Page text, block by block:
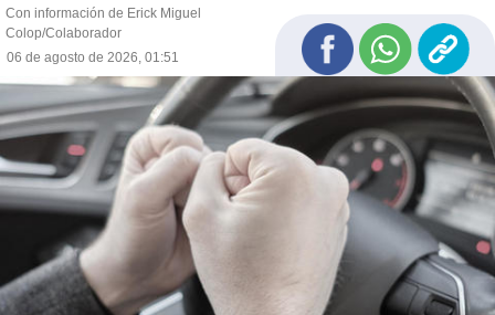
Con información de Erick Miguel
Colop/Colaborador
06 de agosto de 2026, 01:51